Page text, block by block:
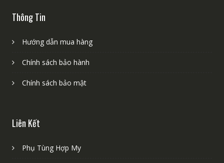
Thông Tin
Hướng dẫn mua hàng
Chính sách bảo hành
Chính sách bảo mật
Liên Kết
Phụ Tùng Hợp My